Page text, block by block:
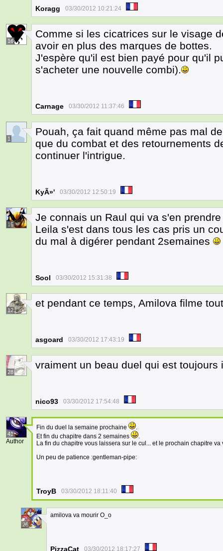
Koragg 03/30/2012 10:21:24
16
Comme si les cicatrices sur le visage
avoir en plus des marques de bottes.
J'espère qu'il est bien payé pour qu'il
s'acheter une nouvelle combi).
Carnage 03/30/2012 11:37:46
1
Pouah, ça fait quand même pas mal
que du combat et des retournements
continuer l'intrigue.
KyÃ»' 03/30/2012 12:50:19
15
Je connais un Raul qui va s'en
Leila s'est dans tous les cas pris un
du mal à digérer pendant 2semaines
Sool 03/30/2012 15:31:38
12
et pendant ce temps, Amilova filme
asgoard 03/30/2012 17:43:19
28
vraiment un beau duel qui est
nico93 03/30/2012 17:54:48
41
Author
Fin du duel la semaine prochaine
.
Et fin du chapitre dans 2 semaines
.
La fin du chapitre vous laissera sur le cul... et le prochain chapitre
Un peu de patience :gentleman-pipe:
TroyB 03/30/2012 18:11:40
26
amilova va mourir O_o
PizzaCat 03/30/2012 18:17:27